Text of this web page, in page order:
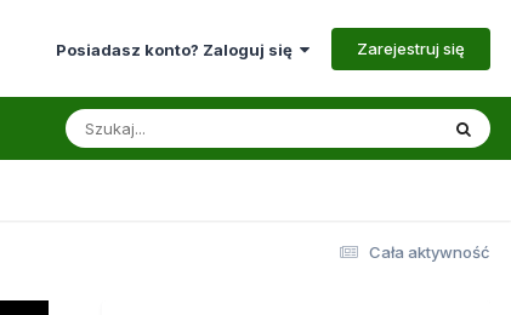
Posiadasz konto? Zaloguj się Zarejestruj się
Cała aktywność